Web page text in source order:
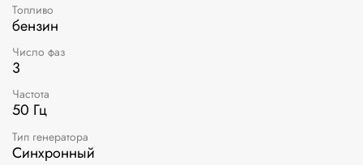
Топливо
бензин
Число фаз
3
Частота
50 Гц
Тип генератора
Синхронный